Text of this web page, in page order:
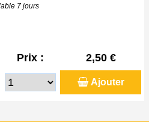
7 jours
Prix : 2,50 €
Ajouter